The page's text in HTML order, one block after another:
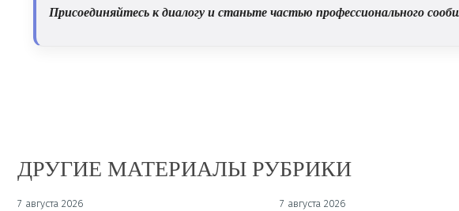
Присоединяйтесь к диалогу и станьте частью профессионального
ДРУГИЕ МАТЕРИАЛЫ РУБРИКИ
7 августа 2026 7 августа 2026